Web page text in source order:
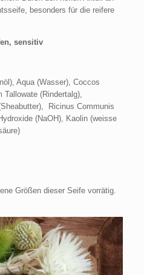
besonders für die reifere
sensitiv
Aqua (Wasser), Coccos
(Rindertalg),
Ricinus Communis
(NaOH), Kaolin (weisse
Größen dieser Seife vorrätig.